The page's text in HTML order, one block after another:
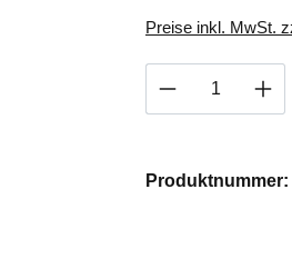
Preise inkl. MwSt.
Produkt
Produktnummer: